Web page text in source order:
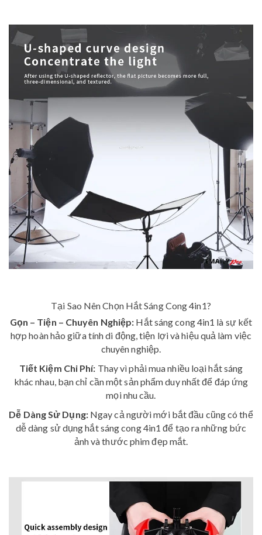
Tại Sao Nên Chọn Hắt Sáng Cong 4in1?
Gọn – Tiện – Chuyên Nghiệp: Hắt sáng cong 4in1 là sự kết
hợp hoàn hảo giữa tính di động, tiện lợi và hiệu quả làm việc
chuyên nghiệp.
Tiết Kiệm Chi Phí: Thay vì phải mua nhiều loại hắt sáng
khác nhau, bạn chỉ cần một sản phẩm duy nhất để đáp ứng
mọi nhu cầu.
Dễ Dàng Sử Dụng:Ngay cả người mới bắt đầu cũng có thể
dễ dàng sử dụng hắt sáng cong 4in1 để tạo ra những bức
ảnh và thước phim đẹp mắt.